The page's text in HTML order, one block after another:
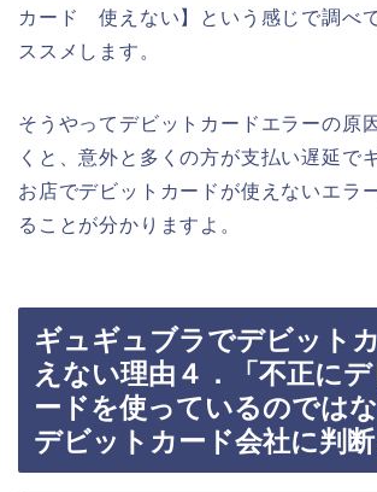
カード 使えない】という感じで調べ
ススメします。
そうやってデビットカードエラーの原
くと、意外と多くの方が支払い遅延で
お店でデビットカードが使えないエラ
ることが分かりますよ。
ギュギュブラでデビット
えない理由４．「不正に
ードを使っているのでは
デビットカード会社に判断